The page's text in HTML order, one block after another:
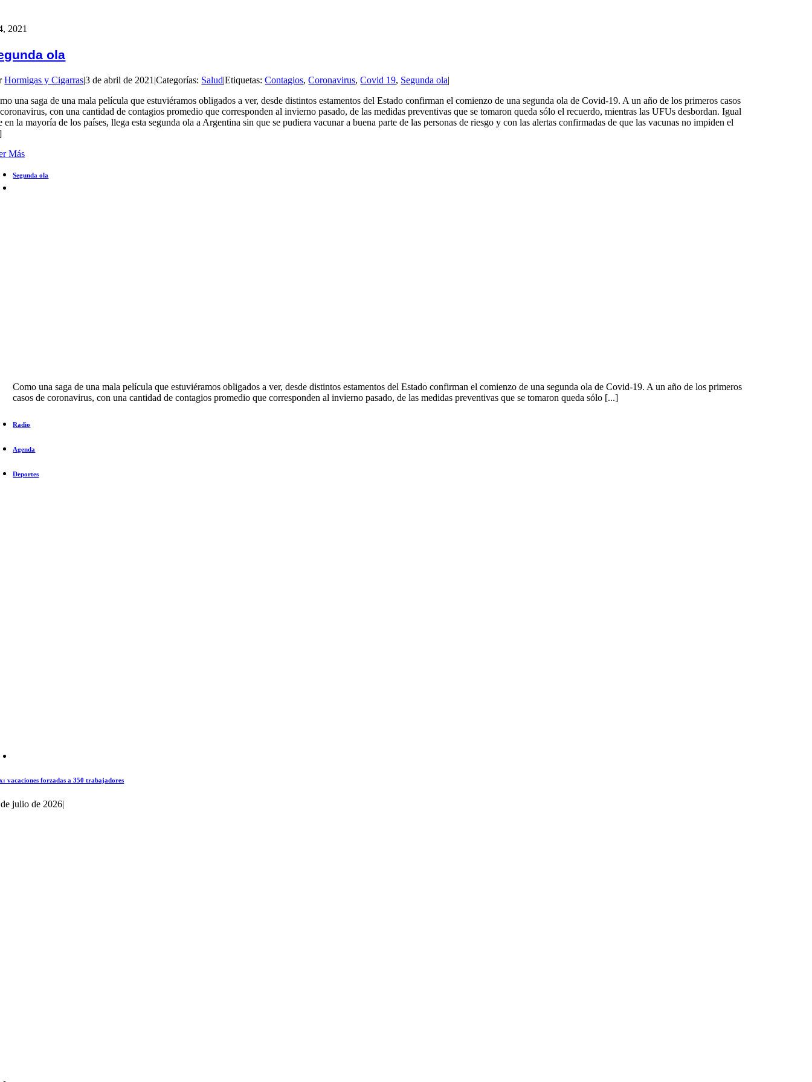
2021
ola
Hormigas y Cigarras|3 de abril de 2021 |Categorías: Salud|Etiquetas:Contagios,Coronavirus,Covid 19, Segunda ola|
una saga de una mala película que estuviéramos obligados a ver, desde distintos estamentos del Estado confirman el comienzo de una segunda ola de Covid-19. A un año de los primeros casos
con una cantidad de contagios promedio que corresponden al invierno pasado, de las medidas preventivas que se tomaron queda sólo el recuerdo, mientras las UFUs desbordan. Igual
en la mayoría de los países, llega esta segunda ola a Argentina sin que se pudiera vacunar a buena parte de las personas de riesgo y con las alertas confirmadas de que las vacunas no impiden el
Más
Segunda ola
Como una saga de una mala película que estuviéramos obligados a ver, desde distintos estamentos del Estado confirman el comienzo de una segunda ola de Covid-19. A un año de los primeros
casos de coronavirus, con una cantidad de contagios promedio que corresponden al invierno pasado, de las medidas preventivas que se tomaron queda sólo [...]
Radio
Agenda
Deportes
vacaciones forzadas a 350 trabajadores
julio de 2026|